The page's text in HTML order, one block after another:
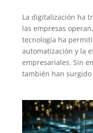
La digitalización ha
las empresas
tecnología ha
automatización y la
empresariales. Sin
también han surgido